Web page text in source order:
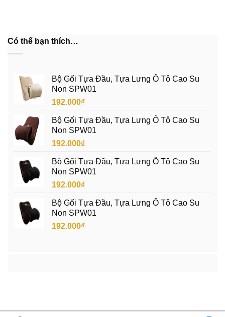
Có thể bạn thích…
Bộ Gối Tựa Đầu, Tựa Lưng Ô Tô Cao Su
Non SPW01
192.000₫
Bộ Gối Tựa Đầu, Tựa Lưng Ô Tô Cao Su
Non SPW01
192.000₫
Bộ Gối Tựa Đầu, Tựa Lưng Ô Tô Cao Su
Non SPW01
192.000₫
Bộ Gối Tựa Đầu, Tựa Lưng Ô Tô Cao Su
Non SPW01
192.000₫